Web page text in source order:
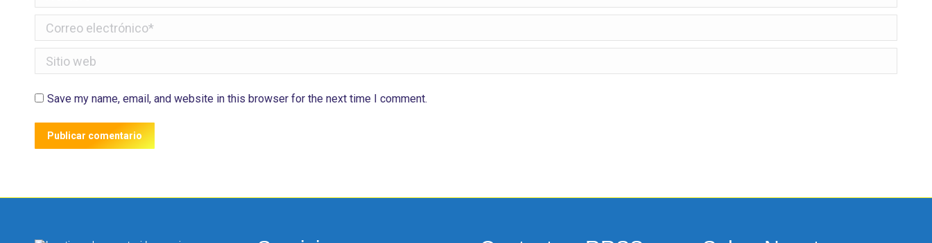
Correo electrónico *
Sitio web
Save my name, email, and website in this browser for the next time I comment.
Publicar comentario